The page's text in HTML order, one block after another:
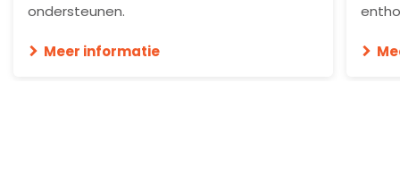
ondersteunen.
Meer informatie